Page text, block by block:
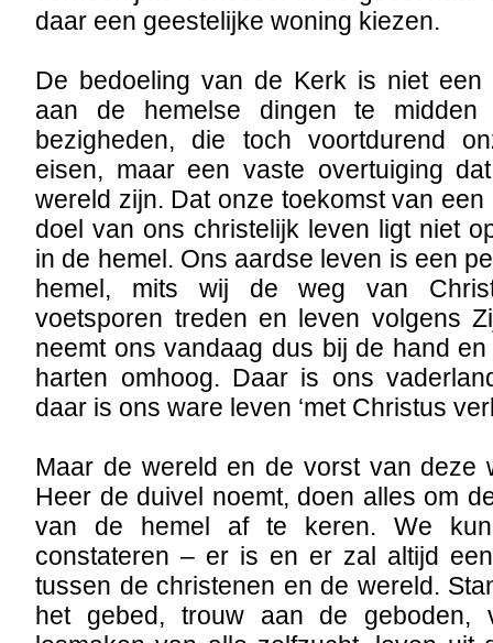
daar een geestelijke woning kiezen.
De bedoeling van de Kerk is niet een
aan de hemelse dingen te
bezigheden, die toch voortdurend
eisen, maar een vaste overtuiging
wereld zijn. Dat onze toekomst van
doel van ons christelijk leven ligt niet
in de hemel. Ons aardse leven is een
hemel, mits wij de weg van
voetsporen treden en leven volgens
neemt ons vandaag dus bij de hand
harten omhoog. Daar is ons
daar is ons ware leven ‘met Christus
Maar de wereld en de vorst van deze
Heer de duivel noemt, doen alles om
van de hemel af te keren. We
constateren – er is en er zal altijd
tussen de christenen en de wereld.
het gebed, trouw aan de geboden,